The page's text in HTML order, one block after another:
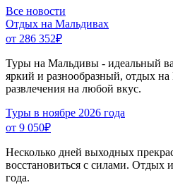
Все новости
Отдых на Мальдивах
от 286 352₽
Туры на Мальдивы - идеальный
яркий и разнообразный, отдых
развлечения на любой вкус.
Туры в ноябре 2026 года
от 9 050₽
Несколько дней выходных
восстановиться с силами. Отдых
года.